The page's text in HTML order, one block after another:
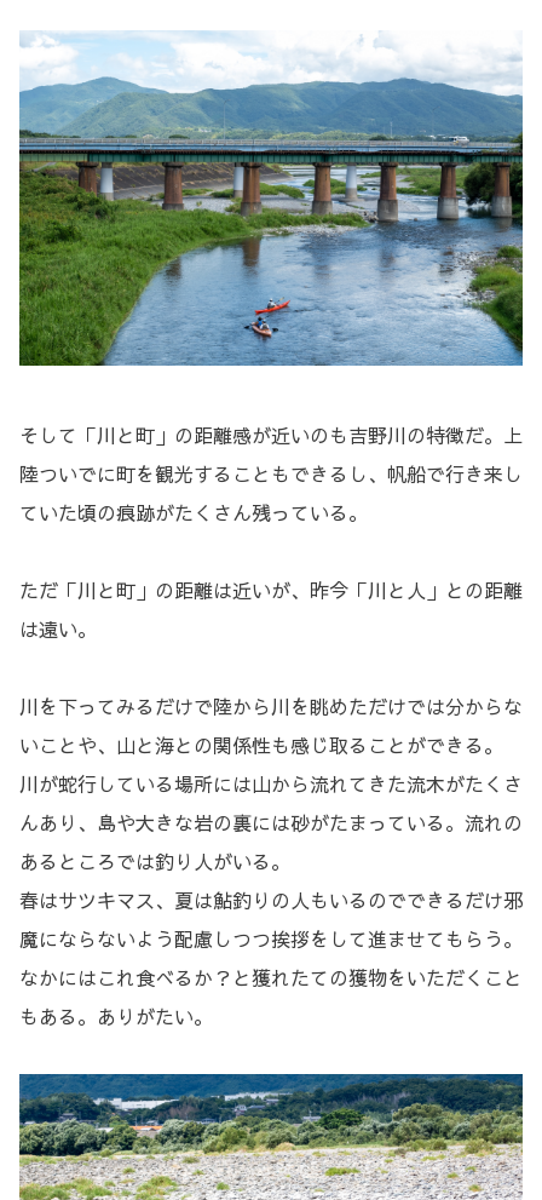
そして「川と町」の距離感が近いのも吉野川の特徴だ。上
陸ついでに町を観光することもできるし、帆船で行き来し
ていた頃の痕跡がたくさん残っている。
ただ「川と町」の距離は近いが、昨今「川と人」との距離
は遠い。
川を下ってみるだけで陸から川を眺めただけでは分からな
いことや、山と海との関係性も感じ取ることができる。
川が蛇行している場所には山から流れてきた流木がたくさ
んあり、島や大きな岩の裏には砂がたまっている。流れの
あるところでは釣り人がいる。
春はサツキマス、夏は鮎釣りの人もいるのでできるだけ邪
魔にならないよう配慮しつつ挨拶をして進ませてもらう。
なかにはこれ食べるか？と獲れたての獲物をいただくこと
もある。ありがたい。